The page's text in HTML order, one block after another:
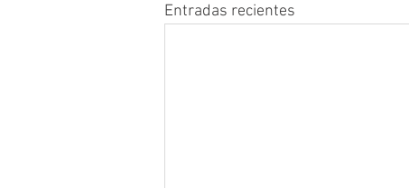
Entradas recientes